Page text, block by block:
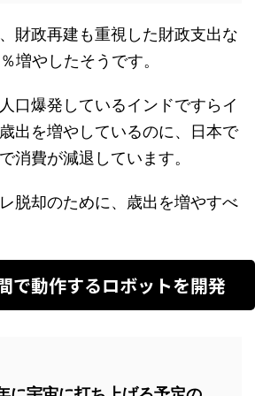
財政再建も重視した財政支出な
増やしたそうです。
口爆発しているインドですらイ
出を増やしているのに、日本で
消費が減退しています。
脱却のために、歳出を増やすべ
で動作するロボットを開発